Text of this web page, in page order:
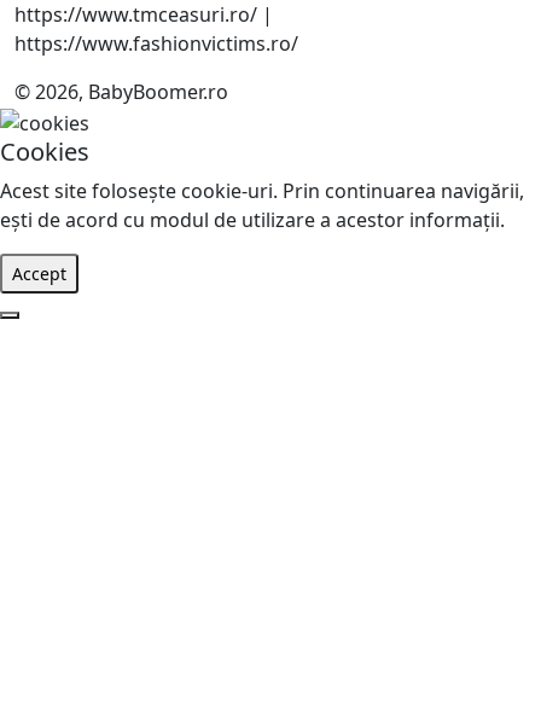
https://www.tmceasuri.ro/ |
https://www.fashionvictims.ro/
© 2026, BabyBoomer.ro
Cookies
Acest site foloseşte cookie-uri. Prin continuarea navigării,
eşti de acord cu modul de utilizare a acestor informaţii.
Accept